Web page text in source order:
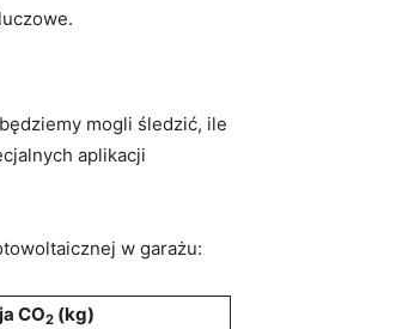
mogli‍ śledzić, ile
‍aplikacji
w​ garażu:
CO2 (kg)